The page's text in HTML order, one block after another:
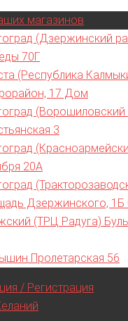
магазинов
(Дзержинский
70Г
(Республика
17 Дом
3
20А
Дзержинского, 1Б
(ТРЦ Радуга)
Пролетарская 56
/ Регистрация